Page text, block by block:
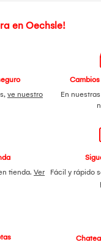
en Oechsle!
ve nuestro
En
tienda. Ver
Fácil y rápido